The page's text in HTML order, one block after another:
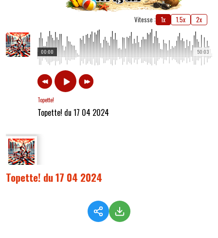
Vitesse : 1x 1.5x 2x
50:03
00:00
Topette!
Topette! du 17 04 2024
Topette! du 17 04 2024